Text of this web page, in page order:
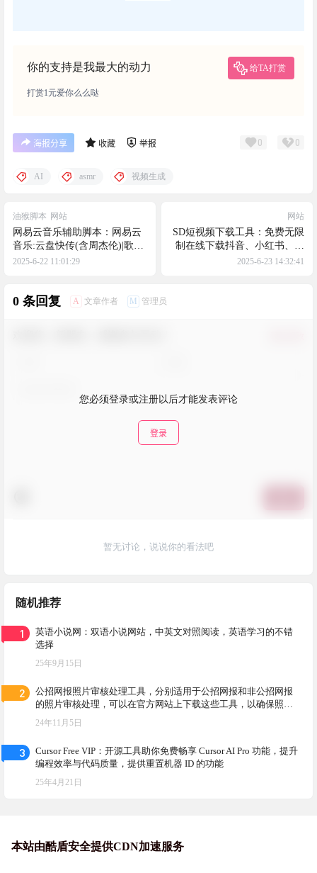
你的支持是我最大的动力 给TA打赏
打赏1元爱你么么哒
海报分享 收藏 举报 0 0
AI asmr 视频生成
油猴脚本 网站
网易云音乐辅助脚本：网易云
音乐:云盘快传(含周杰伦)|歌曲
下载&转存云盘|云盘匹配纠正|
2025-6-22 11:01:29
网站
SD短视频下载工具：免费无限
制在线下载抖音、小红书、快
手、TikTok等短视频
2025-6-23 14:32:41
0 条回复 A 文章作者 M 管理员
您必须登录或注册以后才能发表评论
登录
暂无讨论，说说你的看法吧
随机推荐
1
英语小说网：双语小说网站，中英文对照阅读，英语学习的不错
选择
25年9月15日
2
公招网报照片审核处理工具，分别适用于公招网报和非公招网报
的照片审核处理，可以在官方网站上下载这些工具，以确保照片
符合报名要求
24年11月5日
3
Cursor Free VIP：开源工具助你免费畅享 Cursor AI Pro 功能，提升
编程效率与代码质量，提供重置机器 ID 的功能
25年4月21日
本站由酷盾安全提供CDN加速服务